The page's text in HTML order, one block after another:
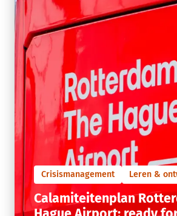
Crisismanagement Leren &
Calamiteitenplan